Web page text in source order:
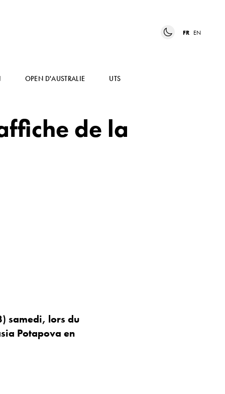
FR EN
OPEN D'AUSTRALIE UTS
de la
samedi, lors du
Potapova en